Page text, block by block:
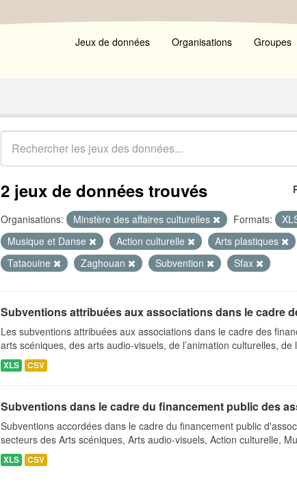
Jeux de données Organisations Groupes
2 jeux de données trouvés
Organisations: Minstère des affaires culturelles Formats:
Musique et Danse
Action culturelle Arts plastiques
Tataouine
Zaghouan Subvention Sfax
Subventions attribuées aux associations dans le cadre
Les subventions attribuées aux associations dans le cadre des
arts scéniques, des arts audio-visuels, de l’animation culturelles, de
XLS CSV
Subventions dans le cadre du financement public des
Subventions accordées dans le cadre du financement public
secteurs des Arts scéniques, Arts audio-visuels, Action culturelle,
XLS CSV